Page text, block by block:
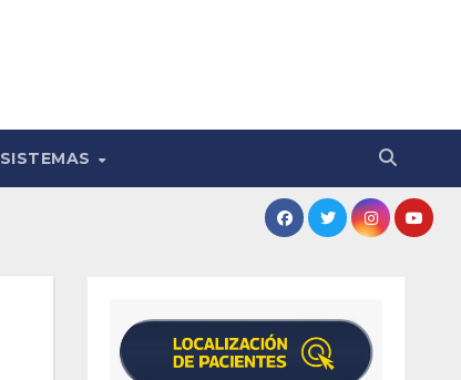
SISTEMAS